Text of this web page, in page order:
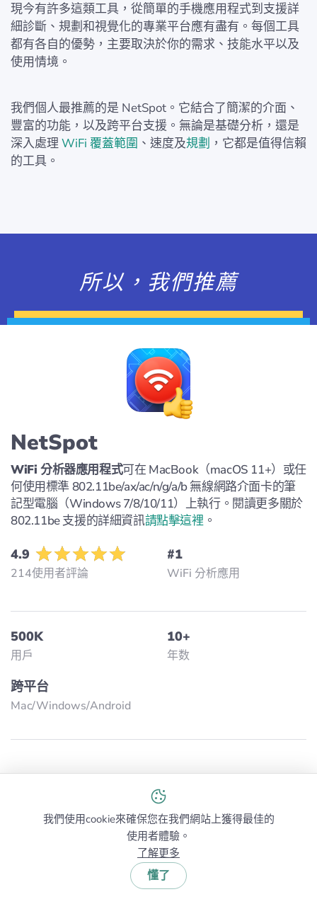
現今有許多這類工具，從簡單的手機應用程式到支援詳
細診斷、規劃和視覺化的專業平台應有盡有。每個工具
都有各自的優勢，主要取決於你的需求、技能水平以及
使用情境。
我們個人最推薦的是 NetSpot。它結合了簡潔的介面、
豐富的功能，以及跨平台支援。無論是基礎分析，還是
深入處理WiFi 覆蓋範圍 、速度及規劃 ，它都是值得信賴
的工具。
所以，我們推薦
NetSpot
WiFi 分析器應用程式可在 MacBook（macOS 11+）或任
何使用標準 802.11be/ax/ac/n/g/a/b 無線網路介面卡的筆
記型電腦（Windows 7/8/10/11）上執行。閱讀更多關於
802.11be 支援的詳細資訊請點擊這裡。
4.9
214使用者評論
#1
WiFi 分析應用
500K
用戶
10+
年数
跨平台
Mac/Windows/Аndroid
了解更多關於NetSpot →
我們使用cookie來確保您在我們網站上獲得最佳的
使用者體驗。
了解更多
懂了